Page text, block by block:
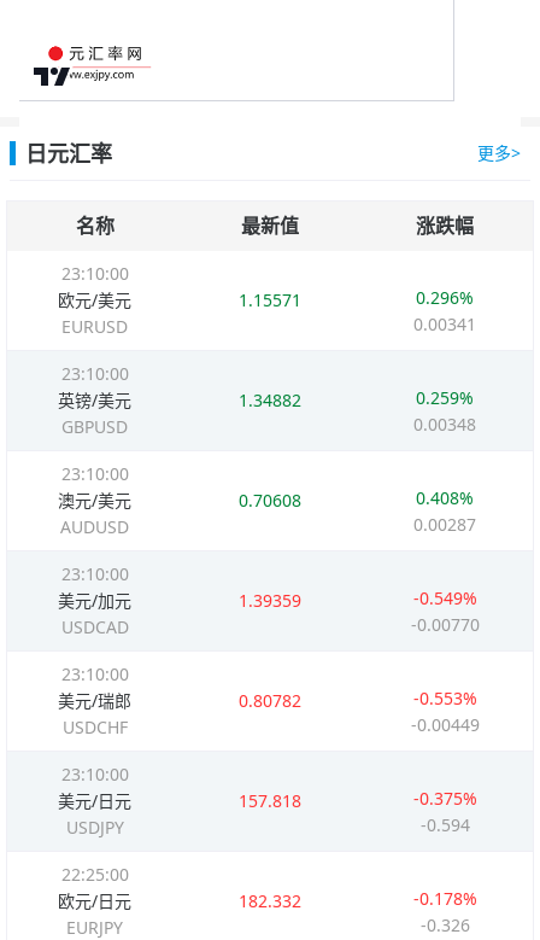
日元汇率 更多>
名称 最新值 涨跌幅
23:10:00
欧元/美元
EURUSD
1.15571
0.296%
0.00341
23:10:00
英镑/美元
GBPUSD
1.34882
0.259%
0.00348
23:10:00
澳元/美元
AUDUSD
0.70608
0.408%
0.00287
23:10:00
美元/加元
USDCAD
1.39359
-0.549%
-0.00770
23:10:00
美元/瑞郎
USDCHF
0.80782
-0.553%
-0.00449
23:10:00
美元/日元
USDJPY
157.818
-0.375%
-0.594
22:25:00
欧元/日元
EURJPY
182.332
-0.178%
-0.326